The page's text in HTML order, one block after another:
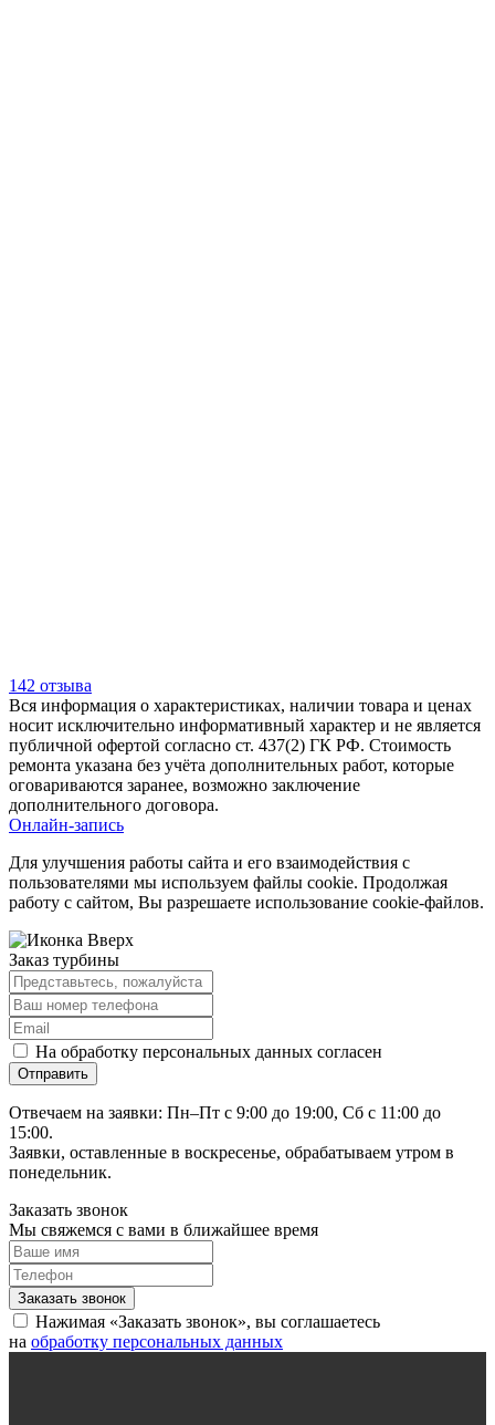
142 отзыва
Вся информация о характеристиках, наличии товара и ценах
носит исключительно информативный характер и не является
публичной офертой согласно ст. 437(2) ГК РФ. Стоимость
ремонта указана без учёта дополнительных работ, которые
оговариваются заранее, возможно заключение
дополнительного договора.
Онлайн-запись
Для улучшения работы сайта и его взаимодействия с
пользователями мы используем файлы cookie. Продолжая
работу с сайтом, Вы разрешаете использование cookie-файлов.
Заказ турбины
На обработку персональных данных согласен
Отвечаем на заявки: Пн–Пт с 9:00 до 19:00, Сб с 11:00 до
15:00.
Заявки, оставленные в воскресенье, обрабатываем утром в
понедельник.
Заказать звонок
Мы свяжемся с вами в ближайшее время
Нажимая «Заказать звонок», вы соглашаетесь
на обработку персональных данных